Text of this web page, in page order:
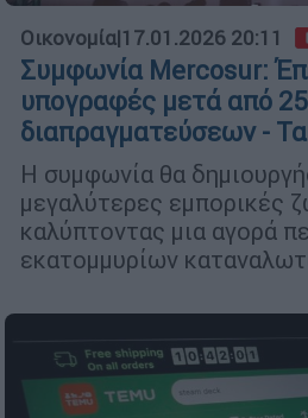
Οικονομία|17.01.2026 20:11
Συμφωνία Mercosur:
υπογραφές μετά από 25
διαπραγματεύσεων -
Η συμφωνία θα
μεγαλύτερες εμπορικές
καλύπτοντας μια αγορά
εκατομμυρίων